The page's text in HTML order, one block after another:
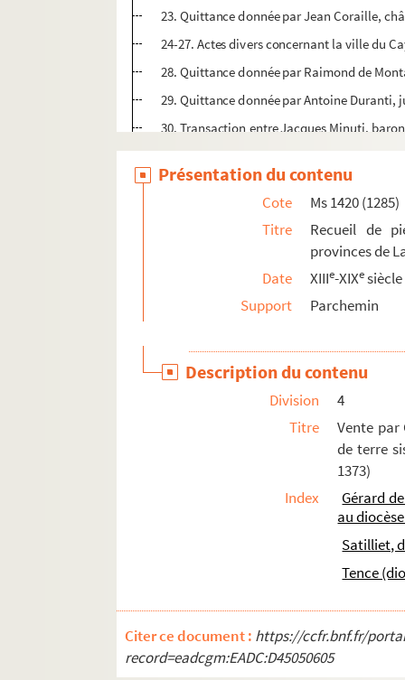
23. Quittance donnée par Jean Coraille,
24-27. Actes divers concernant la ville du
28. Quittance donnée par Raimond de
29. Quittance donnée par Antoine Duranti,
30. Transaction entre Jacques Minuti,
31. Lettres de
32. Mandement de Jean de La Valette,
33. Copie des privilèges, libertés et
34. Ordonnance de François d'Olivier,
36. Abandon par Jean-Joseph Roque,
46. Abandon par Baptiste et Mariane
47. Supplique de Claude-Vincent Leques,
Ms 1422 (1287). Recueil de correspondances,
Ms 1423 (1288). Recueil des pièces
Ms 1424 (1289). Recueil de pièces
Ms 1425 (1290). Recueil de pièces
Ms 1426 (1291). Recueil de pièces,
Ms 1427-1431 (1292-1296). Recueil
Ms 1432 (1297). Traité sur les sept péchés
Ms 1433 (1298). Antonii Andreae
Ms 1434 (1299). Bartholomaei de Sancto
Présentation du contenu
Cote
Ms 1420 (1285)
Titre
Recueil de
provinces de
Date
XIIIe-XIXesiècle
Support
Parchemin
Description du contenu
Division
4
Titre
Vente
de terre
1373)
Index
Gérard
au
Satilliet,
Tence
Citer ce document : https://ccfr.bnf.fr/
record=eadcgm:EADC:D45050605